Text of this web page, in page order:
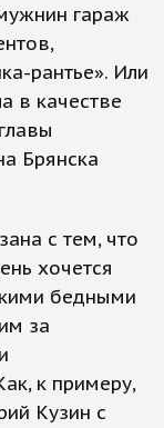
гараж
рантье». Или
в качестве
Брянска
с тем, что
хочется
бедными
за
к примеру,
Кузин с